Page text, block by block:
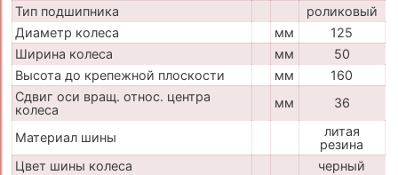
Тип подшипника
роликовый
Диаметр колеса
мм
125
Ширина колеса
мм
50
Высота до крепежной плоскости
мм
160
Сдвиг оси вращ. относ. центра
колеса
мм 36
Материал шины
литая
резина
Цвет шины колеса
черный